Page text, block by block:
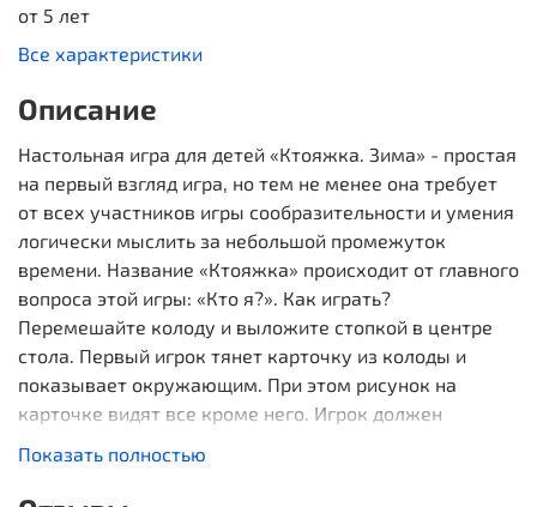
от 5 лет
Все характеристики
Описание
Настольная игра для детей «Ктояжка. Зима» - простая
на первый взгляд игра, но тем не менее она требует
от всех участников игры сообразительности и умения
логически мыслить за небольшой промежуток
времени. Название «Ктояжка» происходит от главного
вопроса этой игры: «Кто я?». Как играть?
Перемешайте колоду и выложите стопкой в центре
стола. Первый игрок тянет карточку из колоды и
показывает окружающим. При этом рисунок на
карточке видят все кроме него. Игрок должен
ДА или НЕТ, например: я предмет? я желтый? и т.п. За
один ход он может задать только 3 вопроса. Если с
Показать полностью